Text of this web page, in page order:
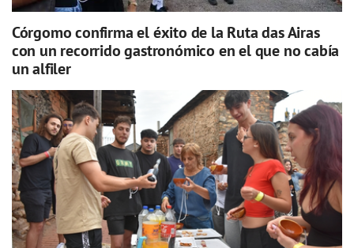
Córgomo confirma el éxito de la Ruta das Airas
con un recorrido gastronómico en el que no cabía
un alfiler